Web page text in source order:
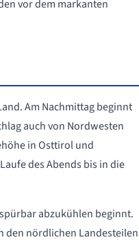
vor dem markanten
Am Nachmittag beginnt
auch von Nordwesten
in Osttirol und
des Abends bis in die
abzukühlen beginnt.
den nördlichen Landesteilen